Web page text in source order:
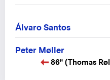
Álvaro Santos
Peter Møller
86" (Thomas